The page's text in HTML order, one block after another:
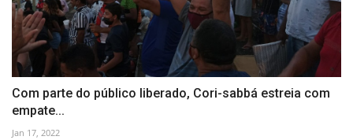
Com parte do público liberado, Cori-sabbá estreia com
empate...
Jan 17, 2022